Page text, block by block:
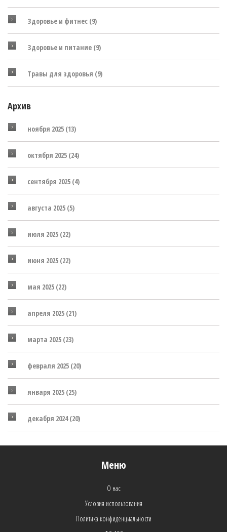
Здоровье и фитнес (9)
Здоровье и питание (9)
Травы для здоровья (9)
Архив
ноября 2025 (13)
октября 2025 (24)
сентября 2025 (4)
августа 2025 (5)
июля 2025 (22)
июня 2025 (22)
мая 2025 (22)
апреля 2025 (21)
марта 2025 (23)
февраля 2025 (20)
января 2025 (25)
декабря 2024(20)
Меню
О нас
Условия использования
Политика конфиденциальности